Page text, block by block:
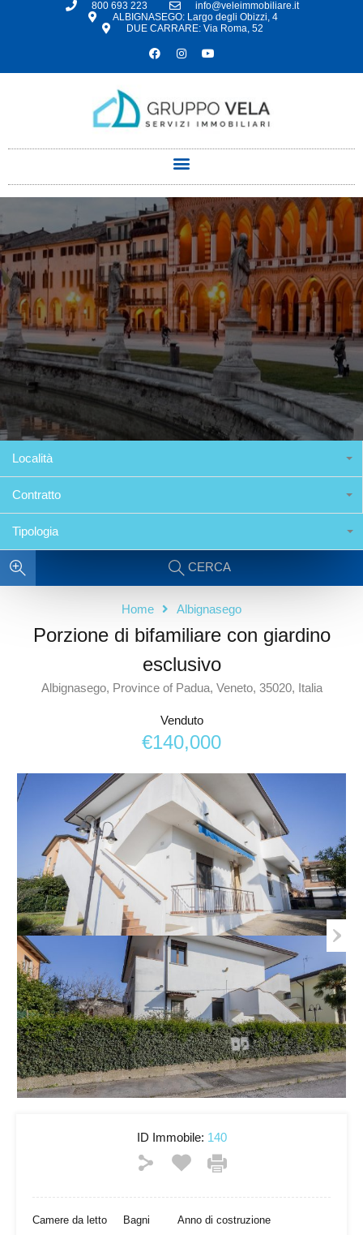
800 693 223
info@veleimmobiliare.it
ALBIGNASEGO: Largo degli Obizzi, 4
DUE CARRARE: Via Roma, 52
Località
Contratto
Tipologia
CERCA
Home Albignasego
Porzione di bifamiliare con giardino
esclusivo
Albignasego, Province of Padua, Veneto, 35020, Italia
Venduto
€140,000
ID Immobile: 140
Camere da letto Bagni Anno di costruzione